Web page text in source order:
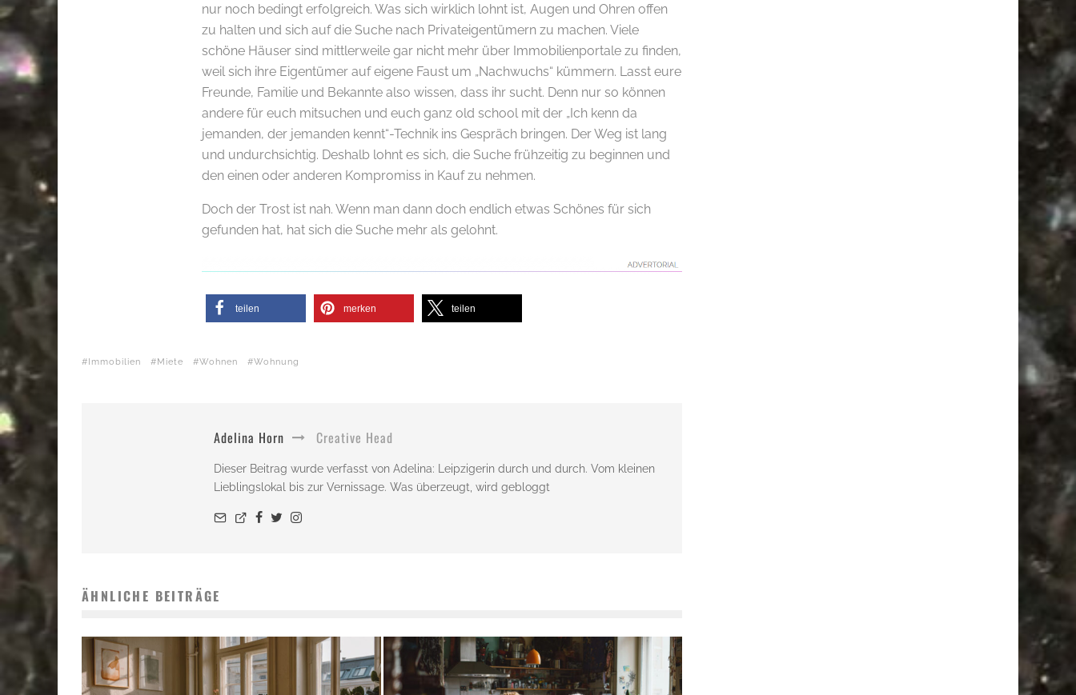
nur noch bedingt erfolgreich. Was sich wirklich lohnt ist, Augen und Ohren offen
zu halten und sich auf die Suche nach Privateigentümern zu machen. Viele
schöne Häuser sind mittlerweile gar nicht mehr über Immobilienportale zu finden,
weil sich ihre Eigentümer auf eigene Faust um „Nachwuchs“ kümmern. Lasst eure
Freunde, Familie und Bekannte also wissen, dass ihr sucht. Denn nur so können
andere für euch mitsuchen und euch ganz old school mit der „Ich kenn da
jemanden, der jemanden kennt“-Technik ins Gespräch bringen. Der Weg ist lang
und undurchsichtig. Deshalb lohnt es sich, die Suche frühzeitig zu beginnen und
den einen oder anderen Kompromiss in Kauf zu nehmen.
Doch der Trost ist nah. Wenn man dann doch endlich etwas Schönes für sich
gefunden hat, hat sich die Suche mehr als gelohnt.
teilen merken teilen
Immobilien Miete Wohnen Wohnung
Adelina Horn Creative Head
Dieser Beitrag wurde verfasst von Adelina: Leipzigerin durch und durch. Vom kleinen
Lieblingslokal bis zur Vernissage. Was überzeugt, wird gebloggt
ÄHNLICHE BEITRÄGE